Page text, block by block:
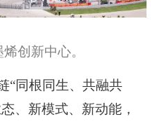
创新中心。
“同根同生、共融共
、新模式、新动能，